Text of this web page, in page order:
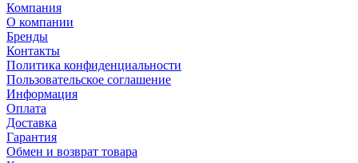
Компания
О компании
Бренды
Контакты
Политика конфиденциальности
Пользовательское соглашение
Информация
Оплата
Доставка
Гарантия
Обмен и возврат товара